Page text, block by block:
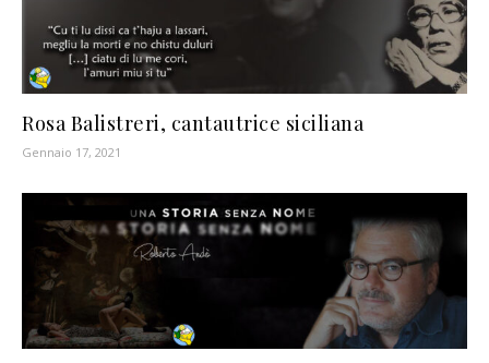
Rosa Balistreri, cantautrice siciliana
Gennaio 17, 2021